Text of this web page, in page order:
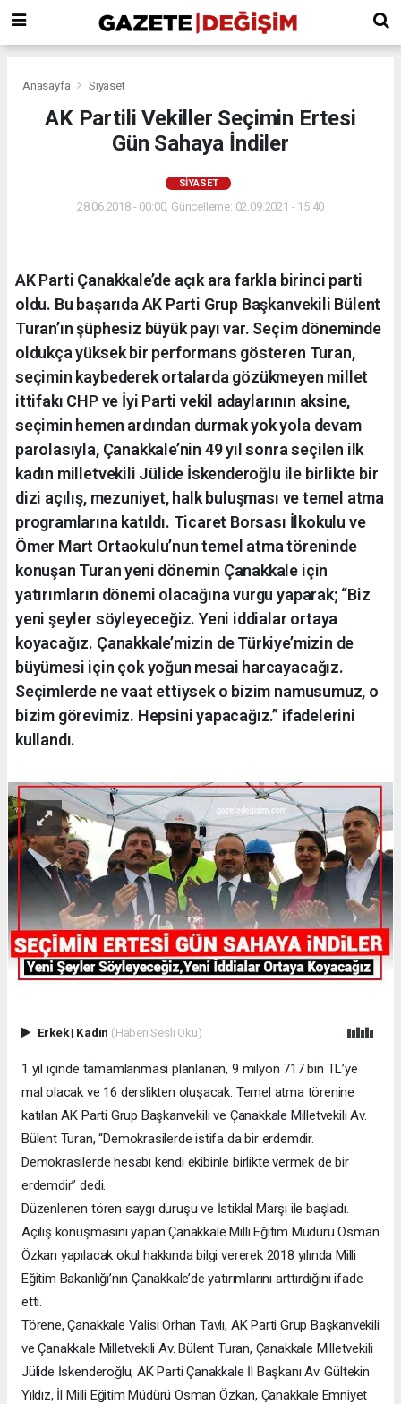
Anasayfa Siyaset
AK Partili Vekiller Seçimin Ertesi
Gün Sahaya İndiler
SIYASET
28.06.2018 - 00:00, Güncelleme: 02.09.2021 - 15:40
AK Parti Çanakkale’de açık ara farkla birinci parti
oldu. Bu başarıda AK Parti Grup Başkanvekili Bülent
Turan’ın şüphesiz büyük payı var. Seçim döneminde
oldukça yüksek bir performans gösteren Turan,
seçimin kaybederek ortalarda gözükmeyen millet
ittifakı CHP ve İyi Parti vekil adaylarının aksine,
seçimin hemen ardından durmak yok yola devam
parolasıyla, Çanakkale’nin 49 yıl sonra seçilen ilk
kadın milletvekili Jülide İskenderoğlu ile birlikte bir
dizi açılış, mezuniyet, halk buluşması ve temel atma
programlarına katıldı. Ticaret Borsası İlkokulu ve
Ömer Mart Ortaokulu’nun temel atma töreninde
konuşan Turan yeni dönemin Çanakkale için
yatırımların dönemi olacağına vurgu yaparak; “Biz
yeni şeyler söyleyeceğiz. Yeni iddialar ortaya
koyacağız. Çanakkale’mizin de Türkiye’mizin de
büyümesi için çok yoğun mesai harcayacağız.
Seçimlerde ne vaat ettiysek o bizim namusumuz, o
bizim görevimiz. Hepsini yapacağız.” ifadelerini
kullandı.
Erkek| Kadın (Haberi Sesli Oku)
1 yıl içinde tamamlanması planlanan, 9 milyon 717 bin TL’ye
mal olacak ve 16 derslikten oluşacak. Temel atma törenine
katılan AK Parti Grup Başkanvekili ve Çanakkale Milletvekili Av.
Bülent Turan, “Demokrasilerde istifa da bir erdemdir.
Demokrasilerde hesabı kendi ekibinle birlikte vermek de bir
erdemdir” dedi.
Düzenlenen tören saygı duruşu ve İstiklal Marşı ile başladı.
Açılış konuşmasını yapan Çanakkale Milli Eğitim Müdürü Osman
Özkan yapılacak okul hakkında bilgi vererek 2018 yılında Milli
Eğitim Bakanlığı’nın Çanakkale’de yatırımlarını arttırdığını ifade
etti.
Törene, Çanakkale Valisi Orhan Tavlı, AK Parti Grup Başkanvekili
ve Çanakkale Milletvekili Av. Bülent Turan, Çanakkale Milletvekili
Jülide İskenderoğlu, AK Parti Çanakkale İl Başkanı Av. Gültekin
Yıldız, İl Milli Eğitim Müdürü Osman Özkan, Çanakkale Emniyet